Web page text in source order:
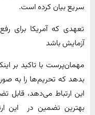
سریع بیان کرده است.
تعهدی که آمریکا برای
آزمایش باشد
مهمان‌پرست با تاکید بر
بدهد که تحریم‌ها را به
این ارتباط می‌دهد، قابل
بهترین تضمین در این